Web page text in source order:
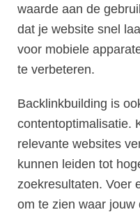
waarde aan de
dat je website snel
voor mobiele
te verbeteren.
Backlinkbuilding is
contentoptimalisatie.
relevante websites
kunnen leiden tot
zoekresultaten. Voer
om te zien waar